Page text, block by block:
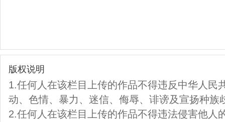
版权说明
1.任何人在该栏目上传的作品不得违反中华人民
动、色情、暴力、迷信、侮辱、诽谤及宣扬种族
2.任何人在该栏目上传的作品不得违法侵害他人